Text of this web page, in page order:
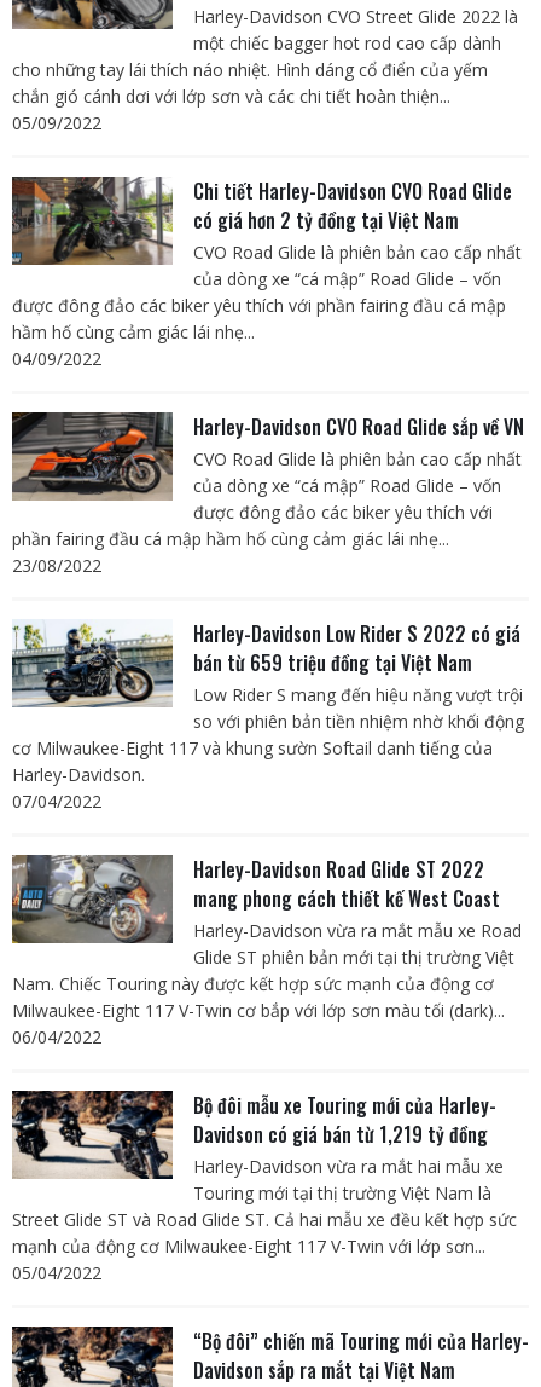
Harley-Davidson CVO Street Glide 2022 là
một chiếc bagger hot rod cao cấp dành
cho những tay lái thích náo nhiệt. Hình dáng cổ điển của yếm
chắn gió cánh dơi với lớp sơn và các chi tiết hoàn thiện...
05/09/2022
Chi tiết Harley-Davidson CVO Road Glide
có giá hơn 2 tỷ đồng tại Việt Nam
CVO Road Glide là phiên bản cao cấp nhất
của dòng xe “cá mập” Road Glide – vốn
được đông đảo các biker yêu thích với phần fairing đầu cá mập
hầm hố cùng cảm giác lái nhẹ...
04/09/2022
Harley-Davidson CVO Road Glide sắp về VN
CVO Road Glide là phiên bản cao cấp nhất
của dòng xe “cá mập” Road Glide – vốn
được đông đảo các biker yêu thích với
phần fairing đầu cá mập hầm hố cùng cảm giác lái nhẹ...
23/08/2022
Harley-Davidson Low Rider S 2022 có giá
bán từ 659 triệu đồng tại Việt Nam
Low Rider S mang đến hiệu năng vượt trội
so với phiên bản tiền nhiệm nhờ khối động
cơ Milwaukee-Eight 117 và khung sườn Softail danh tiếng của
Harley-Davidson.
07/04/2022
Harley-Davidson Road Glide ST 2022
mang phong cách thiết kế West Coast
Harley-Davidson vừa ra mắt mẫu xe Road
Glide ST phiên bản mới tại thị trường Việt
Nam. Chiếc Touring này được kết hợp sức mạnh của động cơ
Milwaukee-Eight 117 V-Twin cơ bắp với lớp sơn màu tối (dark)...
06/04/2022
Bộ đôi mẫu xe Touring mới của Harley-
Davidson có giá bán từ 1,219 tỷ đồng
Harley-Davidson vừa ra mắt hai mẫu xe
Touring mới tại thị trường Việt Nam là
Street Glide ST và Road Glide ST. Cả hai mẫu xe đều kết hợp sức
mạnh của động cơ Milwaukee-Eight 117 V-Twin với lớp sơn...
05/04/2022
“Bộ đôi” chiến mã Touring mới của Harley-
Davidson sắp ra mắt tại Việt Nam